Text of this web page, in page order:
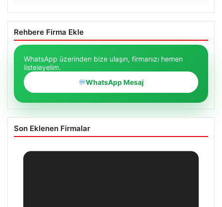
Rehbere Firma Ekle
WhatsApp üzerinden bize ulaşın, firmanızı hemen
listeleyelim.
WhatsApp Mesaj
Son Eklenen Firmalar